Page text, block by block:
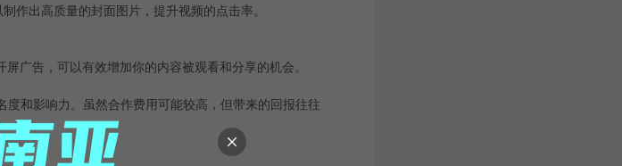
作出高质量的封面图片，提升视频的点击率。
广告，可以有效增加你的内容被观看和分享的机会。
和影响力。虽然合作费用可能较高，但带来的回报往往